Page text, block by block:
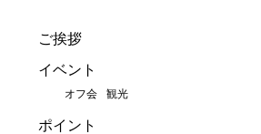
ご挨拶
イベント
オフ会 観光
ポイント